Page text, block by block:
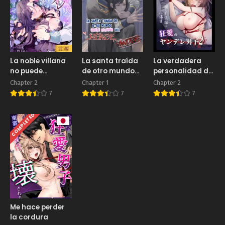
La noble villana
no puede
escapar de su
prometido
Chapter 2
7
La santa traída
de otro mundo
quiere escapar
del Héroe
Chapter 1
7
La verdadera
personalidad de
un hombre
obsesionado
Chapter 2
7
COMPLETED
Me hace perder
la cordura